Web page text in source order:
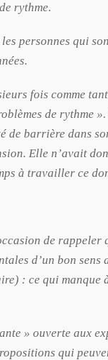
rythme.
personnes qui
fois comme
de rythme
de barrière dans
Elle n’avait
à travailler ce
de rappeler
d’un bon
: ce qui manque
» ouverte aux
qui